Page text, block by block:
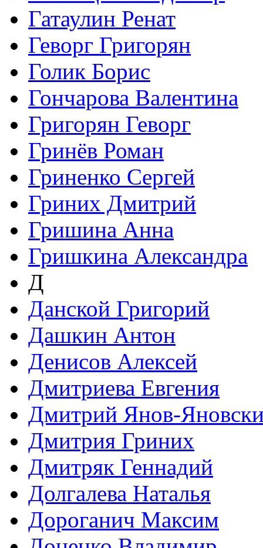
Гатаулин Ренат
Геворг Григорян
Голик Борис
Гончарова Валентина
Григорян Геворг
Гринёв Роман
Гриненко Сергей
Гриних Дмитрий
Гришина Анна
Гришкина Александра
Д
Данской Григорий
Дашкин Антон
Денисов Алексей
Дмитриева Евгения
Дмитрий Янов-
Дмитрия Гриних
Дмитряк Геннадий
Долгалева Наталья
Дороганич Максим